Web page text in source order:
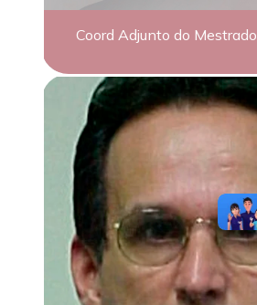
Coord Adjunto do Mestrado